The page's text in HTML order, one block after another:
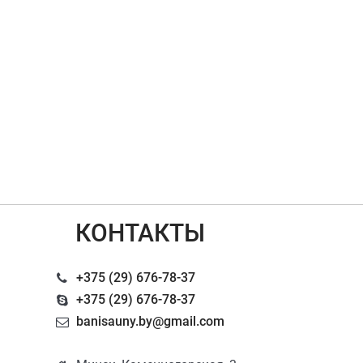
КОНТАКТЫ
+375 (29) 676-78-37
+375 (29) 676-78-37
banisauny.by@gmail.com